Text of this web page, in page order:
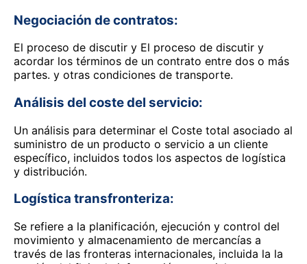
Negociación de contratos:
El proceso de discutir y El proceso de discutir y
acordar los términos de un contrato entre dos o más
partes. y otras condiciones de transporte.
Análisis del coste del servicio:
Un análisis para determinar el Coste total asociado al
suministro de un producto o servicio a un cliente
específico, incluidos todos los aspectos de logística
y distribución.
Logística transfronteriza:
Se refiere a la planificación, ejecución y control del
movimiento y almacenamiento de mercancías a
través de las fronteras internacionales, incluida la la